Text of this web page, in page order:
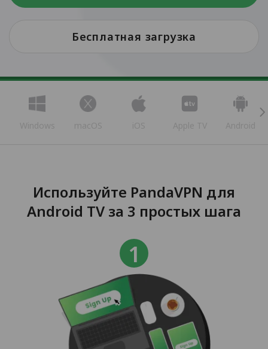
Бесплатная загрузка
Windows macOS iOS Apple TV Android
Используйте PandaVPN для
Android TV за 3 простых шага